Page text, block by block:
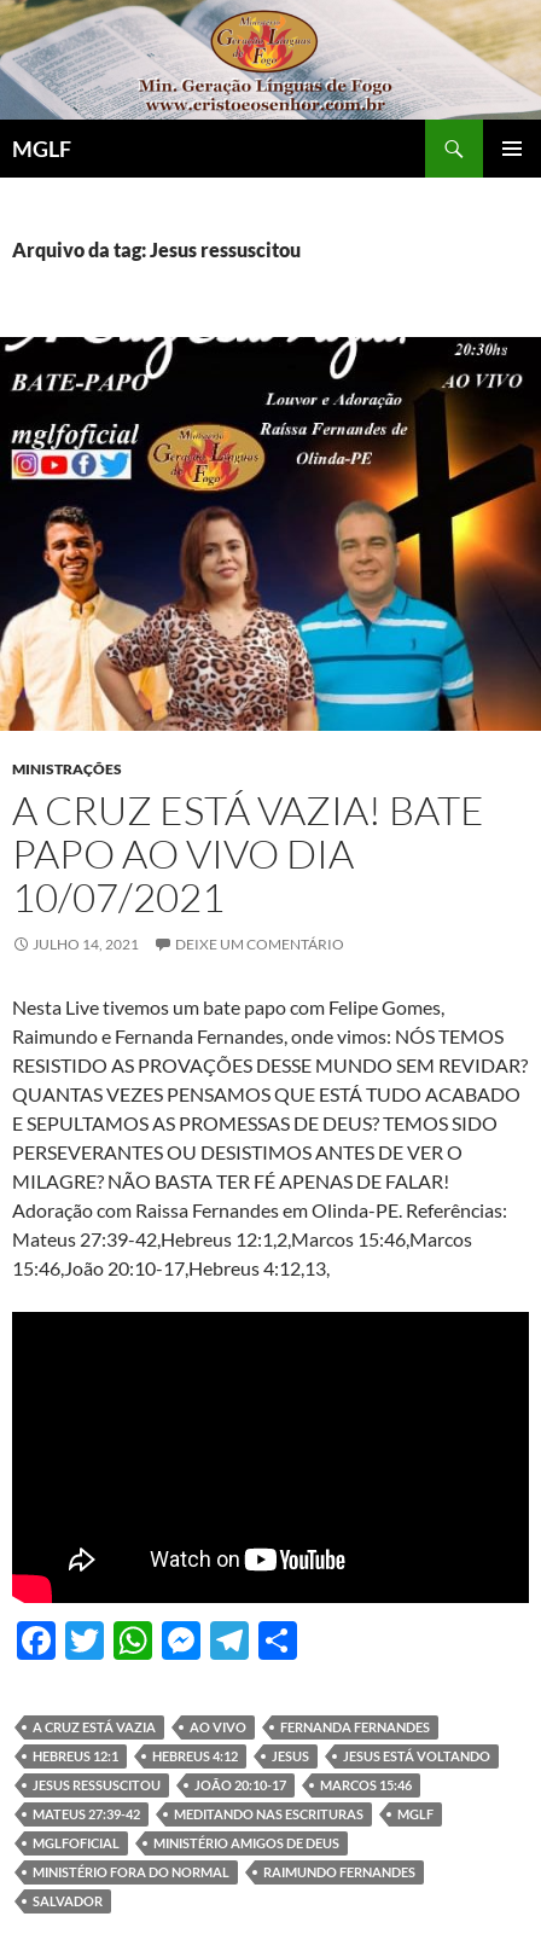
Pular
para
o
conteúdo
MGLF
Arquivo da tag: Jesus ressuscitou
MINISTRAÇÕES
A CRUZ ESTÁ VAZIA! BATE
PAPO AO VIVO DIA
10/07/2021
JULHO 14, 2021 DEIXE UM COMENTÁRIO
Nesta Live tivemos um bate papo com Felipe Gomes,
Raimundo e Fernanda Fernandes, onde vimos: NÓS TEMOS
RESISTIDO AS PROVAÇÕES DESSE MUNDO SEM REVIDAR?
QUANTAS VEZES PENSAMOS QUE ESTÁ TUDO ACABADO
E SEPULTAMOS AS PROMESSAS DE DEUS? TEMOS SIDO
PERSEVERANTES OU DESISTIMOS ANTES DE VER O
MILAGRE? NÃO BASTA TER FÉ APENAS DE FALAR!
Adoração com Raissa Fernandes em Olinda-PE. Referências:
Mateus 27:39-42,Hebreus 12:1,2,Marcos 15:46,Marcos
15:46,João 20:10-17,Hebreus 4:12,13,
F
e
b
o
o
k
T
itt
er
W
at
s
A
p
p
M
se
n
g
er
T
e
gr
a
m
ar
e
A CRUZ ESTÁ VAZIA AO VIVO
FERNANDA FERNANDES
HEBREUS 12:1
HEBREUS 4:12 JESUS
JESUS ESTÁ VOLTANDO
JESUS RESSUSCITOU
JOÃO 20:10-17
MARCOS 15:46
MATEUS 27:39-42
MEDITANDO NAS ESCRITURAS
MGLF
MGLFOFICIAL
MINISTÉRIO AMIGOS DE DEUS
MINISTÉRIO FORA DO NORMAL
RAIMUNDO FERNANDES
SALVADOR